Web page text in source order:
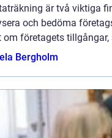
är två viktiga
och bedöma
om företagets tillgångar,
Bergholm